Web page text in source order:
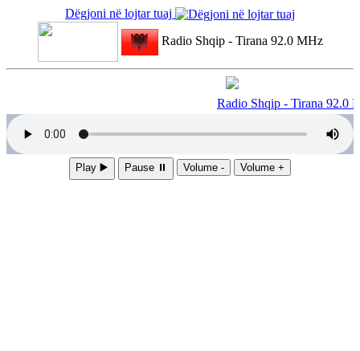
Dëgjoni në lojtar tuaj
Radio Shqip - Tirana 92.0 MHz
Radio Shqip - Tirana 92.0
Play ▶️ Pause ⏸ Volume - Volume +